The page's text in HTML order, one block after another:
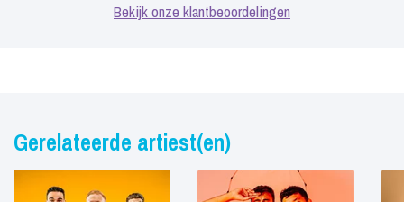
Bekijk onze klantbeoordelingen
Gerelateerde artiest(en)